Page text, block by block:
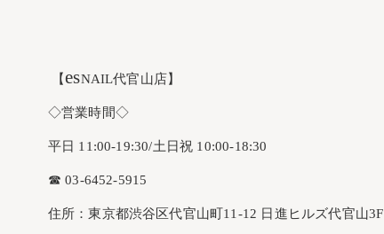
【esNAIL代官山店】
◇営業時間◇
平日 11:00-19:30/土日祝 10:00-18:30
☎︎ 03-6452-5915
住所：東京都渋谷区代官山町11-12 日進ヒルズ代官山3F